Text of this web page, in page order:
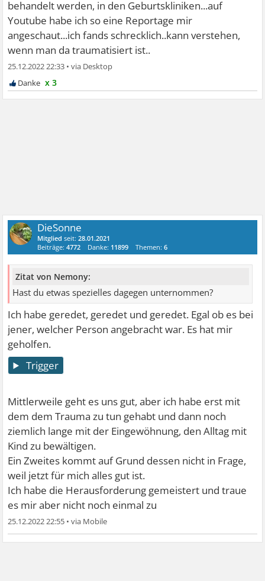
behandelt werden, in den Geburtskliniken...auf
Youtube habe ich so eine Reportage mir
angeschaut...ich fands schrecklich..kann verstehen,
wenn man da traumatisiert ist..
25.12.2022 22:33 •
x 3
DieSonne
Mitglied seit:28.01.2021
Beiträge:4772 Danke: 11899 Themen:6
Zitat von Nemony:
Hast du etwas spezielles dagegen unternommen?
Ich habe geredet, geredet und geredet. Egal ob es bei
jener, welcher Person angebracht war. Es hat mir
geholfen.
Trigger
Mittlerweile geht es uns gut, aber ich habe erst mit
dem dem Trauma zu tun gehabt und dann noch
ziemlich lange mit der Eingewöhnung, den Alltag mit
Kind zu bewältigen.
Ein Zweites kommt auf Grund dessen nicht in Frage,
weil jetzt für mich alles gut ist.
Ich habe die Herausforderung gemeistert und traue
es mir aber nicht noch einmal zu
25.12.2022 22:55 •